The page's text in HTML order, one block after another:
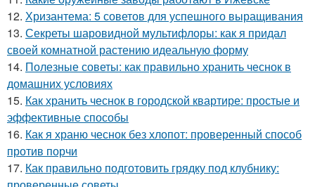
12. Хризантема: 5 советов для успешного выращивания
13. Секреты шаровидной мультифлоры: как я придал
своей комнатной растению идеальную форму
14. Полезные советы: как правильно хранить чеснок в
домашних условиях
15. Как хранить чеснок в городской квартире: простые и
эффективные способы
16. Как я храню чеснок без хлопот: проверенный способ
против порчи
17. Как правильно подготовить грядку под клубнику: